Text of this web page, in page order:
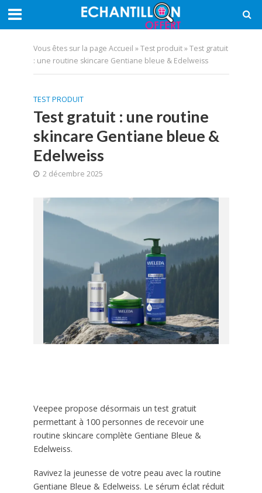
Vous êtes sur la page Accueil »Test produit»Test gratuit
: une routine skincare Gentiane bleue & Edelweiss
TEST PRODUIT
Test gratuit : une routine
skincare Gentiane bleue &
Edelweiss
2 décembre 2025
Veepee propose désormais un test gratuit
permettant à 100 personnes de recevoir une
routine skincare complète Gentiane Bleue &
Edelweiss.
Ravivez la jeunesse de votre peau avec la routine
Gentiane Bleue & Edelweiss. Le sérum éclat réduit